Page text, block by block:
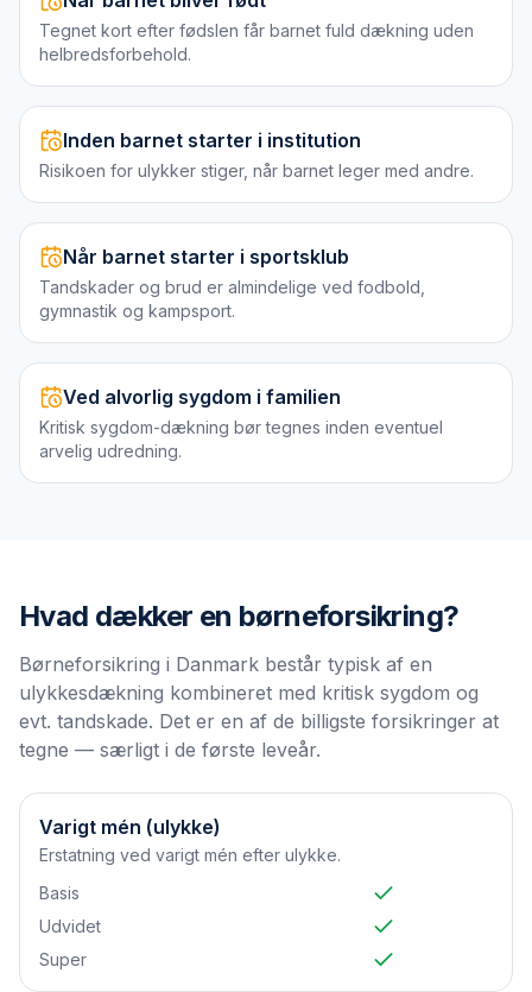
Tegnet kort efter fødslen får barnet fuld dækning uden
helbredsforbehold.
Inden barnet starter i institution
Risikoen for ulykker stiger, når barnet leger med andre.
Når barnet starter i sportsklub
Tandskader og brud er almindelige ved fodbold,
gymnastik og kampsport.
Ved alvorlig sygdom i familien
Kritisk sygdom-dækning bør tegnes inden eventuel
arvelig udredning.
Hvad dækker en børneforsikring?
Børneforsikring i Danmark består typisk af en
ulykkesdækning kombineret med kritisk sygdom og
evt. tandskade. Det er en af de billigste forsikringer at
tegne — særligt i de første leveår.
Varigt mén (ulykke)
Erstatning ved varigt mén efter ulykke.
Basis
Udvidet
Super